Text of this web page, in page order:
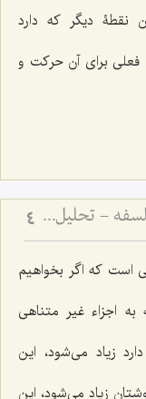
دیگر که دارد
برای آن حرکت و
تبیین حرکت توسطیه و قطعیه در فلسفه - تحلیل نسبت فعلیت و قوه در حرکت‌های تدریجی 4
است که اگر بخواهیم
اجزاء غیر متناهی
زیاد می‌شود، این
زیاد می‌شود، این